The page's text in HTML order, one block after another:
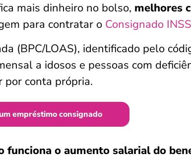
mais dinheiro no bolso, melhores
para contratar o Consignado INSS
(BPC/LOAS), identificado pelo
a idosos e pessoas com
por conta própria.
empréstimo consignado
funciona o aumento salarial do